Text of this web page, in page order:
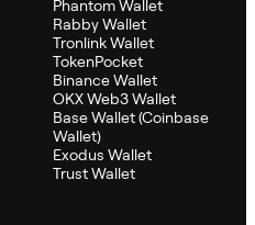
Phantom Wallet
Rabby Wallet
Tronlink Wallet
TokenPocket
Binance Wallet
OKX Web3 Wallet
Base Wallet (Coinbase
Wallet)
Exodus Wallet
Trust Wallet